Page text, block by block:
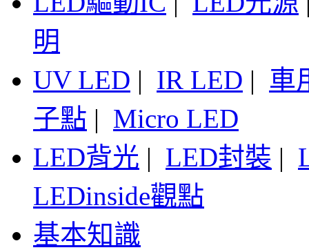
明
UV LED | IR LED | 車
子點 | Micro LED
LED背光 | LED封裝 |
LEDinside觀點
基本知識